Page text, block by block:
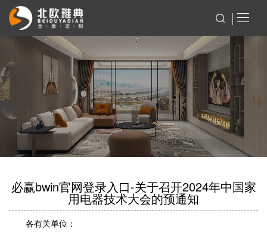
必赢bwin官网登录入口-关于召开2024年中国家
用电器技术大会的预通知
各有关单位：